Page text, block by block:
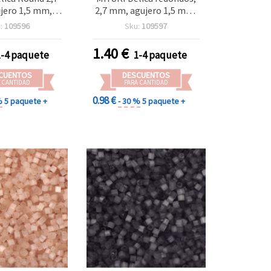
1,5 mm,
uds)
109596
4 paquete
CANTIDAD
5 paquete +
2,7 mm, agujero 1,5 mm,
transparentes con hilo
pálido e irisado dorado, 10
g (~800 uds.)
Sku: 109597
1.40€ 1-4 paquete
DESCUENTOS
PARA CANTIDAD
0.98 €- 30 %5 paquete +